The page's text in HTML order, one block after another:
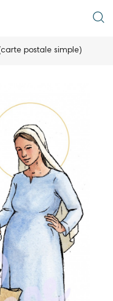
postale simple)